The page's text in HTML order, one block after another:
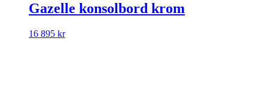
Gazelle konsolbord krom
16 895 kr